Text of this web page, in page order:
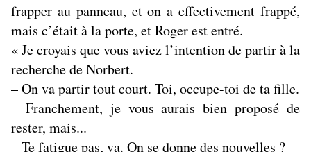
frapper au panneau, et on a effectivement frappé,
mais c’était à la porte, et Roger est entré.
« Je croyais que vous aviez l’intention de partir à la
recherche de Norbert.
– On va partir tout court. Toi, occupe-toi de ta fille.
– Franchement, je vous aurais bien proposé de
rester, mais...
– Te fatigue pas, va. On se donne des nouvelles ?